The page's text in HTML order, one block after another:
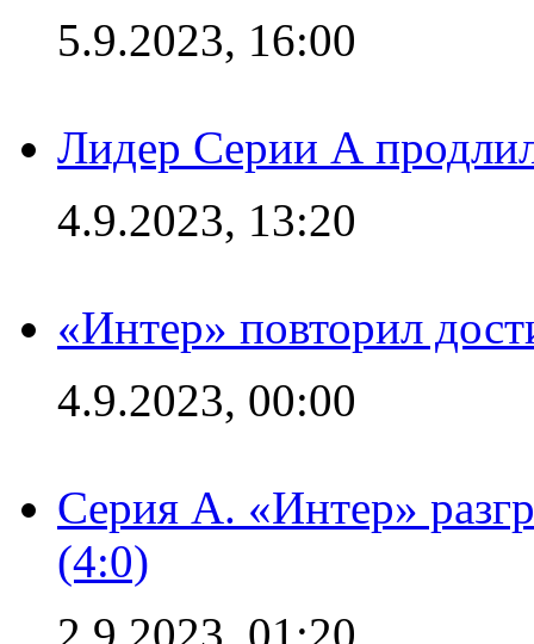
5.9.2023, 16:00
Лидер Серии А
4.9.2023, 13:20
«Интер» повторил
4.9.2023, 00:00
Серия А. «Интер»
(4:0)
2.9.2023, 01:20